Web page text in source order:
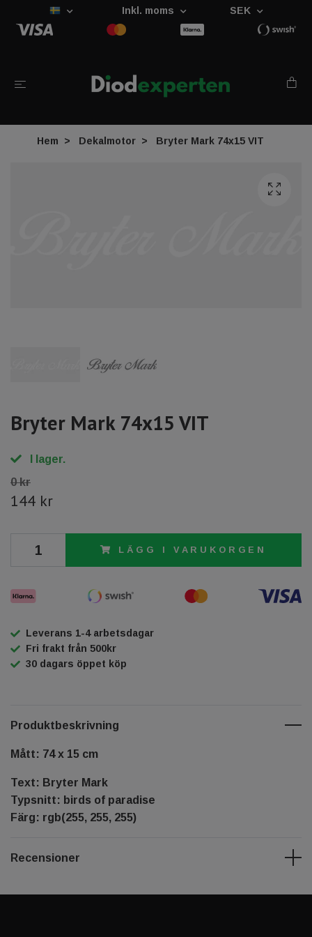
Inkl. moms SEK
Hem Dekalmotor Bryter Mark 74x15 VIT
Bryter Mark 74x15 VIT
I lager.
0 kr
144 kr
LÄGG I VARUKORGEN
Leverans 1-4 arbetsdagar
Fri frakt från 500kr
30 dagars öppet köp
Produktbeskrivning
Mått: 74 x 15 cm
Text: Bryter Mark
Typsnitt: birds of paradise
Färg: rgb(255, 255, 255)
Recensioner